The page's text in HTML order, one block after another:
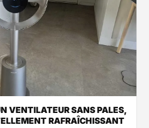
VENTILATEUR SANS PALES,
RAFRAÎCHISSANT